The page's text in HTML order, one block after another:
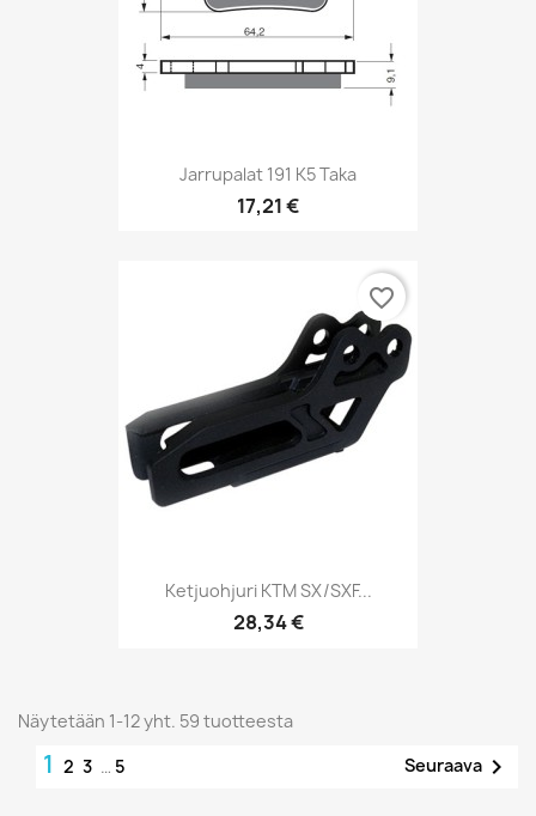
Jarrupalat 191 K5 Taka
17,21 €
Ketjuohjuri KTM SX/SXF...
28,34 €
favorite_border
Näytetään 1-12 yht. 59 tuotteesta
1 2 3 … 5 Seuraava 